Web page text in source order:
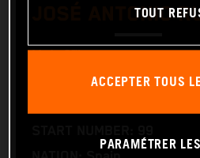
JOSÉ ANTONIO
Moto2™
TOUT
ACCEPTER TOUS
PARAMÉTRER